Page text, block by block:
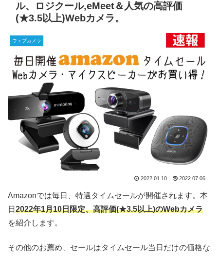
ル、ロジクール,eMeet＆人気の高評価
(★3.5以上)Webカメラ。
ウェブカメラ
2022.01.10 2022.07.06
Amazonでは毎日、特選タイムセールが開催されます。本
日 2022年1月10日限定、高評価(★3.5以上)のWebカメラ
を紹介します。
その他のお薦め、セールはタイムセール当日だけの価格な